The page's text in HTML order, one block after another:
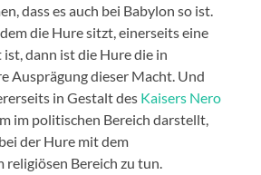
dass es auch bei Babylon so ist.
die Hure sitzt, einerseits eine
dann ist die Hure die in
Ausprägung dieser Macht. Und
in Gestalt des Kaisers Nero
im politischen Bereich darstellt,
der Hure mit dem
Bereich zu tun.